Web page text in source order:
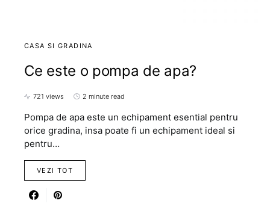
CASA SI GRADINA
Ce este o pompa de apa?
721 views 2 minute read
Pompa de apa este un echipament esential pentru
orice gradina, insa poate fi un echipament ideal si
pentru…
VEZI TOT